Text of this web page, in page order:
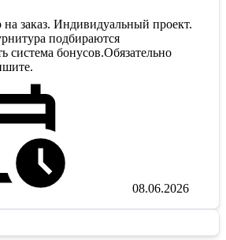
заказ. Индивидуальный проект.
подбираются
система бонусов.Обязательно
08.06.2026